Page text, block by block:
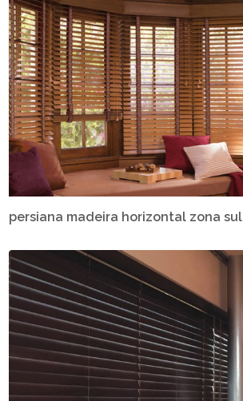
persiana madeira horizontal zona sul